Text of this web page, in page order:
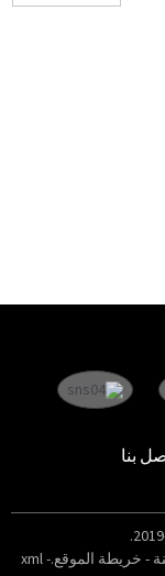
بنا
- خريطة الموقع.xml-